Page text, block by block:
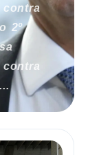
contra
2º
contra